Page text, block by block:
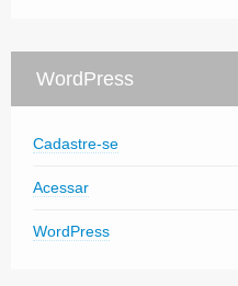
WordPress
Cadastre-se
Acessar
WordPress